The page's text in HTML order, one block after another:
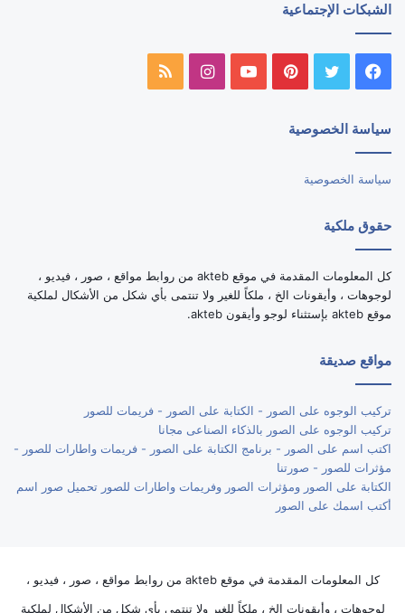
الشبكات الإجتماعية
فيسبوك تويتر بينتيريستيوتيوبانستقرامملخص
سياسة الخصوصية
سياسة الخصوصية
حقوق ملكية
كل المعلومات المقدمة في موقع akteb من روابط مواقع ، صور ، فيديو ،
لوجوهات ، وأيقونات الخ ، ملكاً للغير ولا تنتمى بأي شكل من الأشكال لملكية
موقع akteb بإستثناء لوجو وأيقون akteb.
مواقع صديقة
تركيب الوجوه على الصور - الكتابة على الصور - فريمات للصور
تركيب الوجوه على الصور بالذكاء الصناعى مجانا
اكتب اسم على الصور - برنامج الكتابة على الصور - فريمات واطارات للصور -
مؤثرات للصور - صورتنا
الكتابة على الصور ومؤثرات الصور وفريمات واطارات للصور تحميل صور اسم
أكتب اسمك على الصور
كل المعلومات المقدمة في موقع akteb من روابط مواقع ، صور ، فيديو ،
لوجوهات ، وأيقونات الخ ، ملكاً للغير ولا تنتمى بأي شكل من الأشكال لملكية